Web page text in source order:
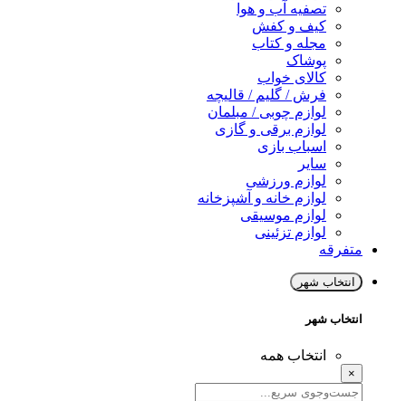
تصفیه آب و هوا
کیف و کفش
مجله و کتاب
پوشاک
کالای خواب
فرش / گلیم / قالیچه
لوازم چوبی / مبلمان
لوازم برقی و گازی
اسباب بازی
سایر
لوازم ورزشی
لوازم خانه و آشپزخانه
لوازم موسیقی
لوازم تزئینی
متفرقه
انتخاب شهر
انتخاب شهر
انتخاب همه
×